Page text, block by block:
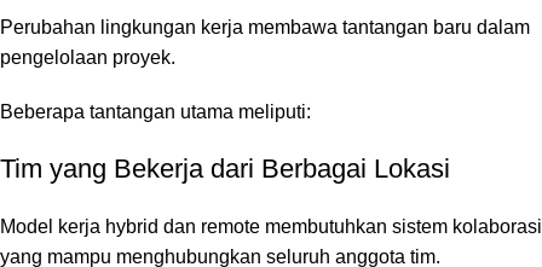
Perubahan lingkungan kerja membawa tantangan baru dalam
pengelolaan proyek.
Beberapa tantangan utama meliputi:
Tim yang Bekerja dari Berbagai Lokasi
Model kerja hybrid dan remote membutuhkan sistem kolaborasi
yang mampu menghubungkan seluruh anggota tim.